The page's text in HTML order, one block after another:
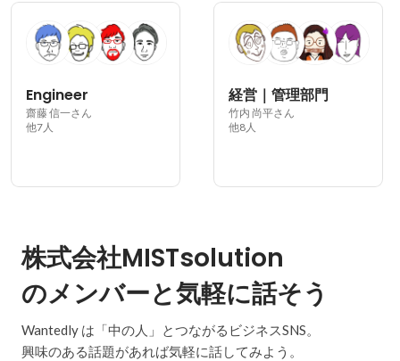
Engineer
齋藤 信一さん
他7人
経営｜管理部門
竹内 尚平さん
他8人
株式会社MISTsolution
のメンバーと気軽に話そう
Wantedly は「中の人」とつながるビジネスSNS。
興味のある話題があれば気軽に話してみよう。